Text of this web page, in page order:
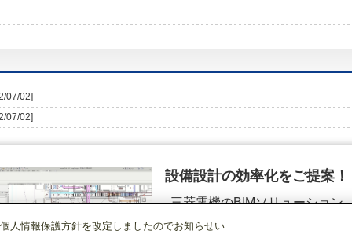
07/02]
07/02]
設備設計の効率化をご提案！
三菱電機のBIMソリューション
（空調.換気.照明）
人情報保護方針を改定しましたのでお知らせい